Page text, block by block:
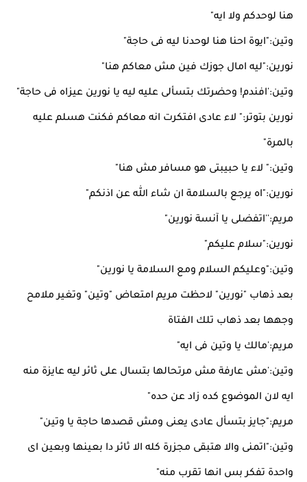
هنا لوحدكم ولا ايه"
وتين:"ايوة احنا هنا لوحدنا ليه فى حاجة"
نورين:"ليه امال جوزك فين مش معاكم هنا"
وتين:'افندم! وحضرتك بتسألى عليه ليه يا نورين عيزاه فى حاجة"
نورين بتوتر:" لاء عادى افتكرت انه معاكم فكنت هسلم عليه
بالمرة"
وتين:" لاء يا حبيبتى هو مسافر مش هنا"
نورين:"اه يرجع بالسلامة ان شاء الله عن اذنكم"
مريم:''اتفضلى يا آنسة نورين"
نورين:"سلام عليكم"
وتين:"وعليكم السلام ومع السلامة يا نورين"
بعد ذهاب "نورين" لاحظت مريم امتعاض "وتين" وتغير ملامح
وجهها بعد ذهاب تلك الفتاة
مريم:'مالك يا وتين فى ايه"
وتين:'مش عارفة مش مرتحالها بتسال على ثائر ليه عايزة منه
ايه لان الموضوع كده زاد عن حده"
مريم:"جايز بتسأل عادى يعنى ومش قصدها حاجة يا وتين"
وتين:"اتمنى والا هتبقى مجزرة كله الا ثائر دا بعينها وبعين اى
واحدة تفكر بس انها تقرب منه"